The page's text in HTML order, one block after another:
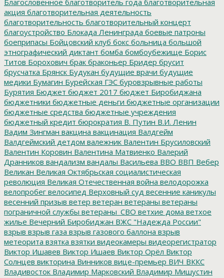
акция благотворительная деятельность
благотворительность благотворительный концерт
благоустройство Блокада Ленинграда боевые патроны
боеприпасы Бойцовский клуб бокс больница большой
этнографический диктант бомба бомбоубежище Борис
Титов Борохович брак браконьер Бридер брусит
брусчатка Брянск Будукан будущие врачи будущие
медики Бумагин Бурейская ГЭС буровзрывные работы
Бурятия Бюджет бюджет 2017 бюджет Биробиджана
бюджетники бюджетные деньги бюджетные организации
бюджетные средства бюджетные учреждения
бюджетный кредит бюрократия В. Путин В.И. Ленин
Вадим Зингман вакцина вакцинация Валдгейм
Валдгеймский детдом валежник Валентин Брусиловский
Валентин Коровин Валентина Матвиенко Валерий
Дранников вандализм вандалы Васильева ВВО ВВП Вебер
Великан Великая Октябрьская социалистическая
революция Великая Отечественная война велодорожка
велопробег велосипед Верховный суд весенние каникулы
весенний призыв ветер ветеран ветераны ветераны
пограничной службы ветераны_СВО ветхие дома ветхое
жилье Вечерний Биробиджан ВЖС "Надежда России"
взрыв взрыв газа взрыв газового баллона взрыв
метеорита взятка взятки видеокамеры видеорегистратор
Виктор Ишавев Виктор Ишаев Виктор Орёл Виктор
Солнцев викторина Винников вице-премьер ВИЧ ВККС
Владивосток Владимир Марковский Владимир Мишустин